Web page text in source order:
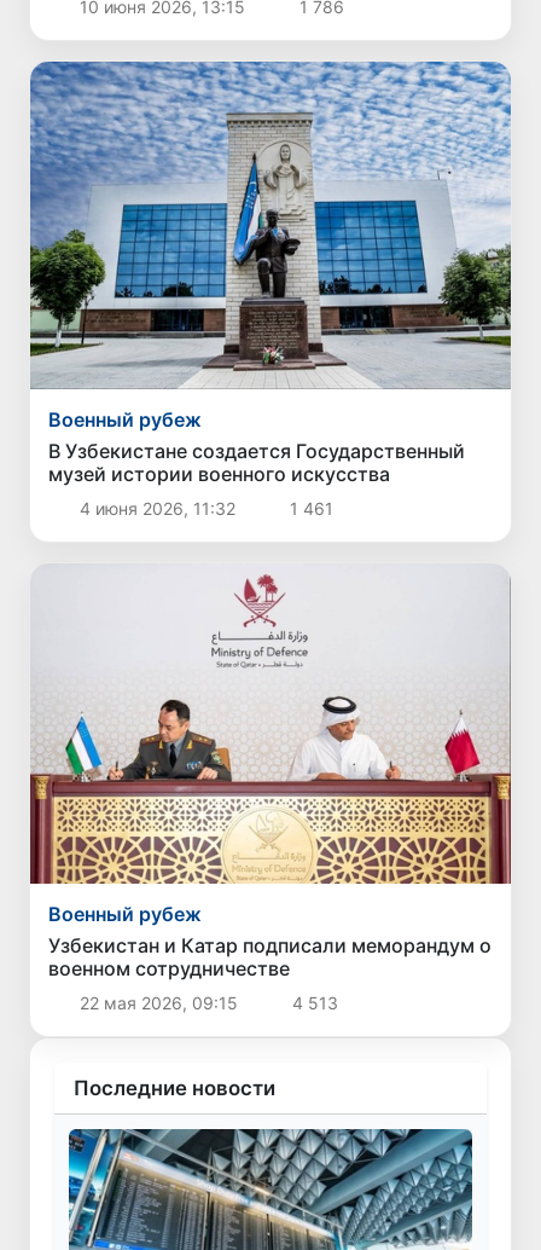
10 июня 2026, 13:15 1 786
Военный рубеж
В Узбекистане создается Государственный
музей истории военного искусства
4 июня 2026, 11:32 1 461
Военный рубеж
Узбекистан и Катар подписали меморандум о
военном сотрудничестве
22 мая 2026, 09:15 4 513
Последние новости